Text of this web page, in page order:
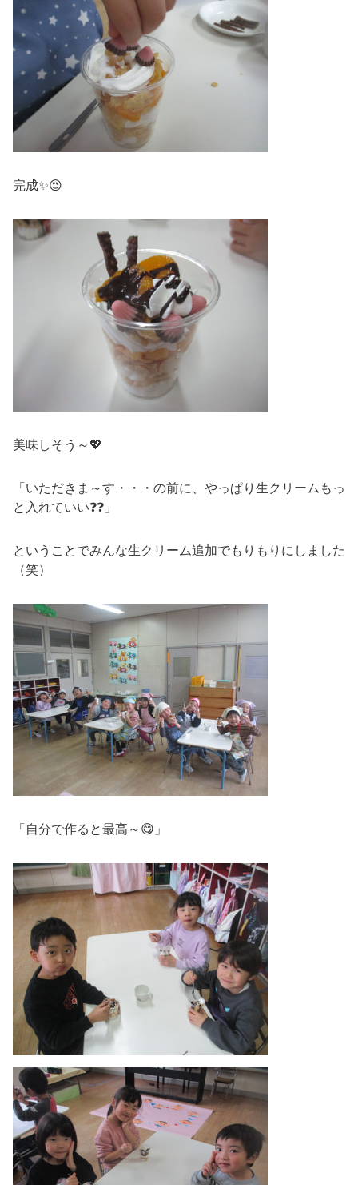
完成✨😍
美味しそう～💖
「いただきま～す・・・の前に、やっぱり生クリームもっ
と入れていい❓❓」
ということでみんな生クリーム追加でもりもりにしました
（笑）
「自分で作ると最高～😋」